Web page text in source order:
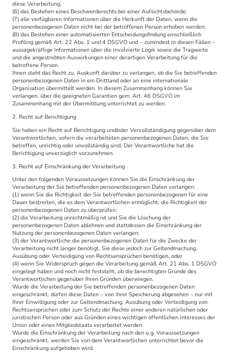
diese Verarbeitung;
(6) das Bestehen eines Beschwerderechts bei einer Aufsichtsbehörde;
(7) alle verfügbaren Informationen über die Herkunft der Daten, wenn die
personenbezogenen Daten nicht bei der betroffenen Person erhoben werden;
(8) das Bestehen einer automatisierten Entscheidungsfindung einschließlich
Profiling gemäß Art. 22 Abs. 1 und 4 DSGVO und – zumindest in diesen Fällen –
aussagekräftige Informationen über die involvierte Logik sowie die Tragweite
und die angestrebten Auswirkungen einer derartigen Verarbeitung für die
betroffene Person.
Ihnen steht das Recht zu, Auskunft darüber zu verlangen, ob die Sie betreffenden
personenbezogenen Daten in ein Drittland oder an eine internationale
Organisation übermittelt werden. In diesem Zusammenhang können Sie
verlangen, über die geeigneten Garantien gem. Art. 46 DSGVO im
Zusammenhang mit der Übermittlung unterrichtet zu werden.
2. Recht auf Berichtigung
Sie haben ein Recht auf Berichtigung und/oder Vervollständigung gegenüber dem
Verantwortlichen, sofern die verarbeiteten personenbezogenen Daten, die Sie
betreffen, unrichtig oder unvollständig sind. Der Verantwortliche hat die
Berichtigung unverzüglich vorzunehmen.
3. Recht auf Einschränkung der Verarbeitung
Unter den folgenden Voraussetzungen können Sie die Einschränkung der
Verarbeitung der Sie betreffenden personenbezogenen Daten verlangen:
(1) wenn Sie die Richtigkeit der Sie betreffenden personenbezogenen für eine
Dauer bestreiten, die es dem Verantwortlichen ermöglicht, die Richtigkeit der
personenbezogenen Daten zu überprüfen;
(2) die Verarbeitung unrechtmäßig ist und Sie die Löschung der
personenbezogenen Daten ablehnen und stattdessen die Einschränkung der
Nutzung der personenbezogenen Daten verlangen;
(3) der Verantwortliche die personenbezogenen Daten für die Zwecke der
Verarbeitung nicht länger benötigt, Sie diese jedoch zur Geltendmachung,
Ausübung oder Verteidigung von Rechtsansprüchen benötigen, oder
(4) wenn Sie Widerspruch gegen die Verarbeitung gemäß Art. 21 Abs. 1 DSGVO
eingelegt haben und noch nicht feststeht, ob die berechtigten Gründe des
Verantwortlichen gegenüber Ihren Gründen überwiegen.
Wurde die Verarbeitung der Sie betreffenden personenbezogenen Daten
eingeschränkt, dürfen diese Daten – von ihrer Speicherung abgesehen – nur mit
Ihrer Einwilligung oder zur Geltendmachung, Ausübung oder Verteidigung von
Rechtsansprüchen oder zum Schutz der Rechte einer anderen natürlichen oder
juristischen Person oder aus Gründen eines wichtigen öffentlichen Interesses der
Union oder eines Mitgliedstaats verarbeitet werden.
Wurde die Einschränkung der Verarbeitung nach den o.g. Voraussetzungen
eingeschränkt, werden Sie von dem Verantwortlichen unterrichtet bevor die
Einschränkung aufgehoben wird.